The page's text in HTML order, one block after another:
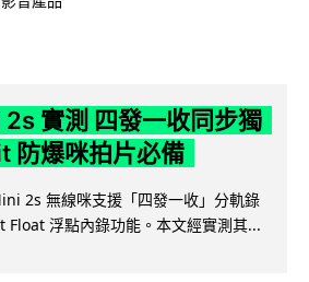
實測 四發一收同步獨
防爆咪拍片必備
2s 無線咪支援「四發一收」分軌錄
Float 浮點內錄功能。本文經實測其...